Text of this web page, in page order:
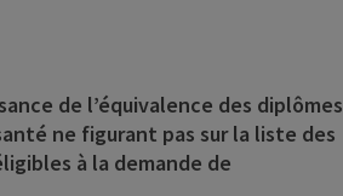
de l’équivalence des diplômes
ne figurant pas sur la liste des
à la demande de